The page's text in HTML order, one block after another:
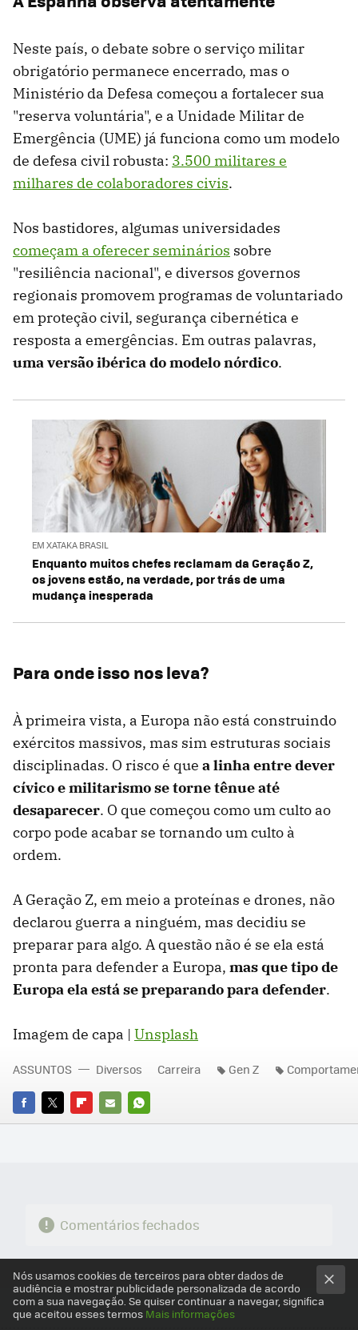
Neste país, o debate sobre o serviço militar
obrigatório permanece encerrado, mas o
Ministério da Defesa começou a fortalecer sua
"reserva voluntária", e a Unidade Militar de
Emergência (UME) já funciona como um modelo
de defesa civil robusta: 3.500 militares e
milhares de colaboradores civis.
Nos bastidores, algumas universidades
começam a oferecer seminários sobre
"resiliência nacional", e diversos governos
regionais promovem programas de voluntariado
em proteção civil, segurança cibernética e
resposta a emergências. Em outras palavras,
uma versão ibérica do modelo nórdico.
EM XATAKA BRASIL
Enquanto muitos chefes reclamam da Geração Z,
os jovens estão, na verdade, por trás de uma
mudança inesperada
Para onde isso nos leva?
À primeira vista, a Europa não está construindo
exércitos massivos, mas sim estruturas sociais
disciplinadas. O risco é que a linha entre dever
cívico e militarismo se torne tênue até
desaparecer. O que começou como um culto ao
corpo pode acabar se tornando um culto à
ordem.
A Geração Z, em meio a proteínas e drones, não
declarou guerra a ninguém, mas decidiu se
preparar para algo. A questão não é se ela está
pronta para defender a Europa, mas que tipo de
Europa ela está se preparando para defender.
Imagem de capa | Unsplash
FACEBOOK
TWITTERFLIPBOARD
E-
WHATSAPP
ASSUNTOS Diversos Carreira Gen Z
Comentários fechados
Nós usamos cookies de terceiros para obter dados de
audiência e mostrar publicidade personalizada de acordo
com a sua navegação. Se quiser continuar a navegar, significa
que aceitou esses termos Mais informações